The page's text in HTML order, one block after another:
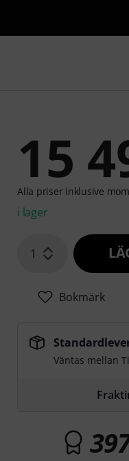
sökningen med
15
Alla priser inklusive
i lager
1
Bokmärk
Väntas mellan